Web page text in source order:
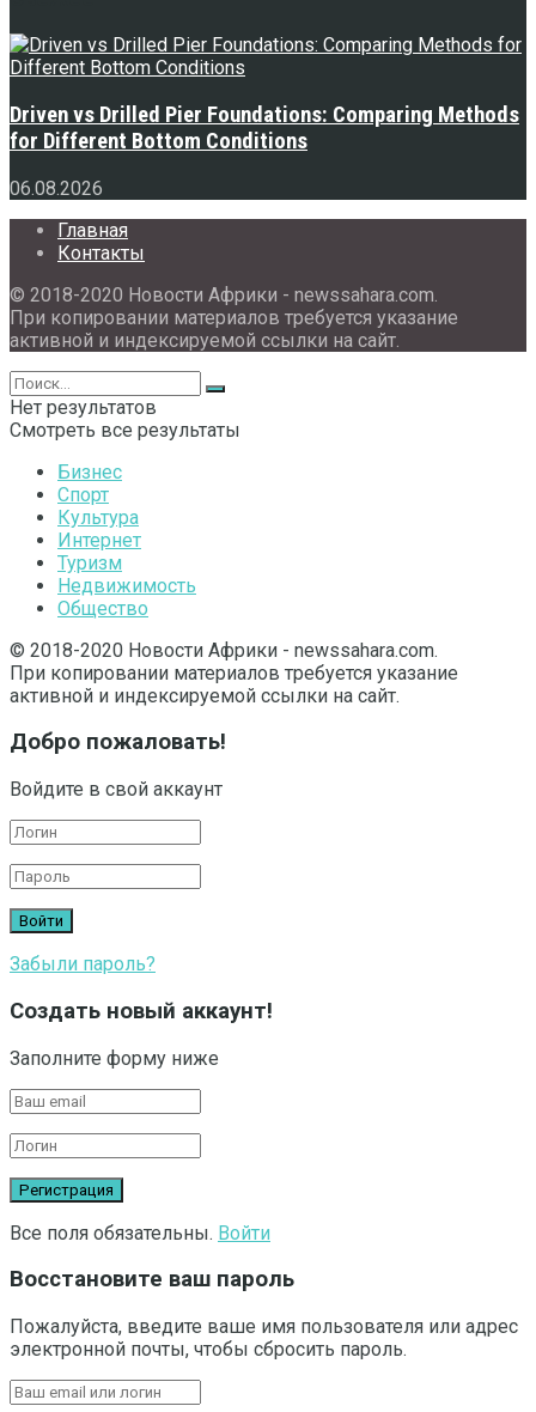
Driven vs Drilled Pier Foundations: Comparing Methods
for Different Bottom Conditions
06.08.2026
Главная
Контакты
© 2018-2020 Новости Африки - newssahara.com.
При копировании материалов требуется указание
активной и индексируемой ссылки на сайт.
Нет результатов
Смотреть все результаты
Бизнес
Спорт
Культура
Интернет
Туризм
Недвижимость
Общество
© 2018-2020 Новости Африки - newssahara.com.
При копировании материалов требуется указание
активной и индексируемой ссылки на сайт.
Добро пожаловать!
Войдите в свой аккаунт
Забыли пароль?
Создать новый аккаунт!
Заполните форму ниже
Все поля обязательны. Войти
Восстановите ваш пароль
Пожалуйста, введите ваше имя пользователя или адрес
электронной почты, чтобы сбросить пароль.